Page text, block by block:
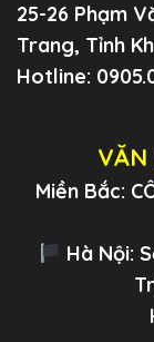
25-26 Phạm
Trang, Tỉnh
Hotline:
VĂN
Miền Bắc:
Hà Nội: